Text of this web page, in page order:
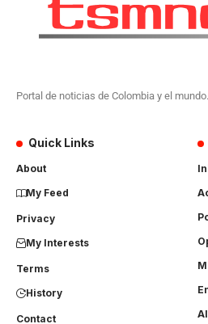
Portal de noticias de Colombia y el mundo.
Quick Links
About
My Feed
Privacy
My Interests
Terms
History
Contact